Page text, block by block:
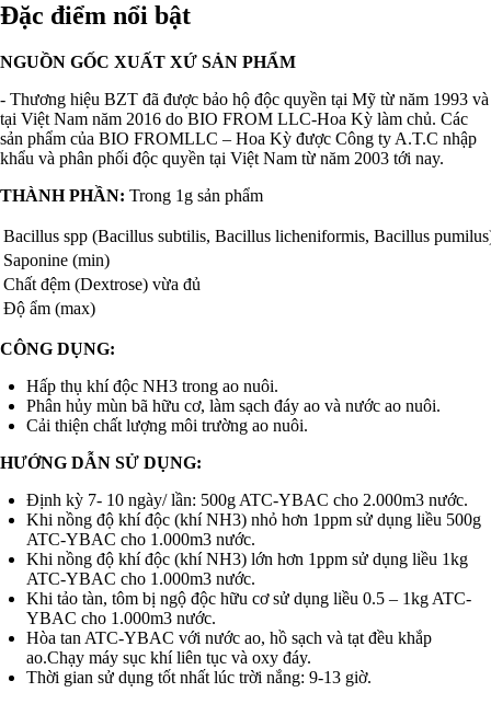
Đặc điểm nổi bật
NGUỒN GỐC XUẤT XỨ SẢN PHẨM
- Thương hiệu BZT đã được bảo hộ độc quyền tại Mỹ từ năm 1993 và
tại Việt Nam năm 2016 do BIO FROM LLC-Hoa Kỳ làm chủ. Các
sản phẩm của BIO FROMLLC – Hoa Kỳ được Công ty A.T.C nhập
khẩu và phân phối độc quyền tại Việt Nam từ năm 2003 tới nay.
THÀNH PHẦN: Trong 1g sản phẩm
Bacillus spp (Bacillus subtilis, Bacillus licheniformis, Bacillus
Saponine (min)
Chất đệm (Dextrose) vừa đủ
Độ ẩm (max)
CÔNG DỤNG:
Hấp thụ khí độc NH3 trong ao nuôi.
Phân hủy mùn bã hữu cơ, làm sạch đáy ao và nước ao nuôi.
Cải thiện chất lượng môi trường ao nuôi.
HƯỚNG DẪN SỬ DỤNG:
Định kỳ 7- 10 ngày/ lần: 500g ATC-YBAC cho 2.000m3 nước.
Khi nồng độ khí độc (khí NH3) nhỏ hơn 1ppm sử dụng liều 500g
ATC-YBAC cho 1.000m3 nước.
Khi nồng độ khí độc (khí NH3) lớn hơn 1ppm sử dụng liều 1kg
ATC-YBAC cho 1.000m3 nước.
Khi tảo tàn, tôm bị ngộ độc hữu cơ sử dụng liều 0.5 – 1kg ATC-
YBAC cho 1.000m3 nước.
Hòa tan ATC-YBAC với nước ao, hồ sạch và tạt đều khắp
ao.Chạy máy sục khí liên tục và oxy đáy.
Thời gian sử dụng tốt nhất lúc trời nắng: 9-13 giờ.